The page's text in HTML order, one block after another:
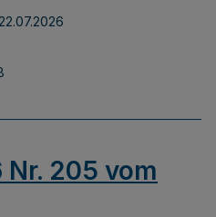
22.07.2026
Nr. 205 vom